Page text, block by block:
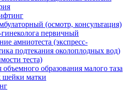
(осмотр, консультация)
первичный
амниотеста (экспресс-
подтекания околоплодных вод)
теста)
образования малого таза
шейки матки